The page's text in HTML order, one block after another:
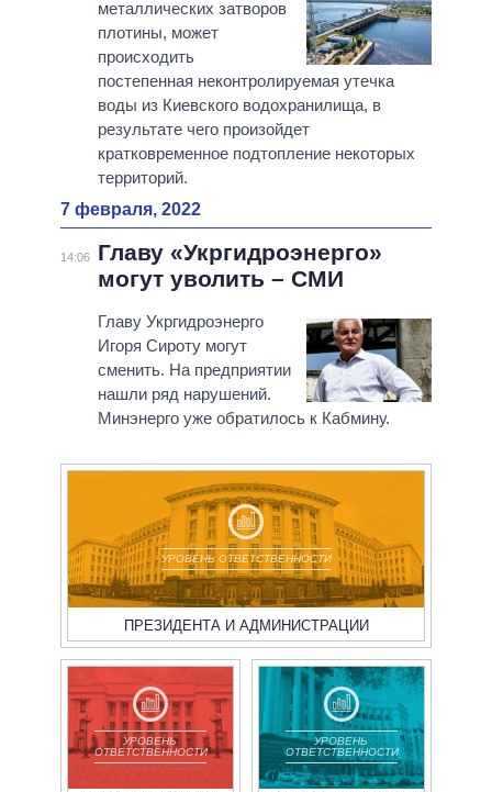
металлических затворов
плотины, может
происходить
постепенная неконтролируемая утечка
воды из Киевского водохранилища, в
результате чего произойдет
кратковременное подтопление некоторых
территорий.
7 февраля, 2022
14:06
Главу «Укргидроэнерго»
могут уволить – СМИ
Главу Укргидроэнерго
Игоря Сироту могут
сменить. На предприятии
нашли ряд нарушений.
Минэнерго уже обратилось к Кабмину.
УРОВЕНЬ ОТВЕТСТВЕННОСТИ
ПРЕЗИДЕНТА И АДМИНИСТРАЦИИ
УРОВЕНЬ
ОТВЕТСТВЕННОСТИ
УРОВЕНЬ
ОТВЕТСТВЕННОСТИ